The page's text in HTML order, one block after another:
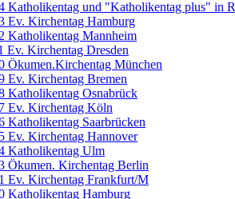
Katholikentag und "Katholikentag plus" in
Ev. Kirchentag Hamburg
Katholikentag Mannheim
Ev. Kirchentag Dresden
Ökumen.Kirchentag München
Ev. Kirchentag Bremen
Katholikentag Osnabrück
Ev. Kirchentag Köln
Katholikentag Saarbrücken
Ev. Kirchentag Hannover
Katholikentag Ulm
Ökumen. Kirchentag Berlin
Ev. Kirchentag Frankfurt/M
Katholikentag Hamburg